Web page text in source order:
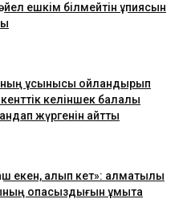
ешкім білмейтін құпиясын
ұсынысы ойландырып
келіншек балалы
жүргенін айтты
екен, алып кет»: алматылық
опасыздығын ұмыта